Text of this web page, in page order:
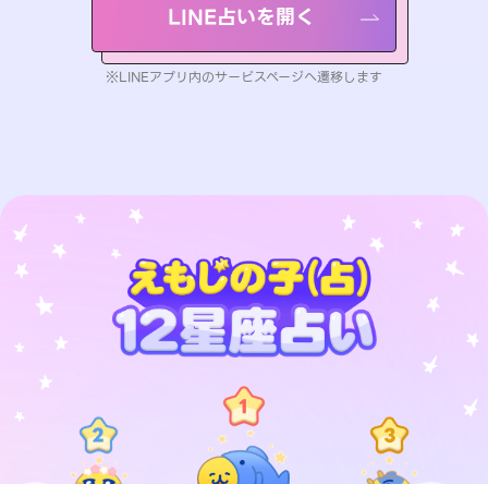
LINE占いを開く
※LINEアプリ内のサービスページへ遷移します